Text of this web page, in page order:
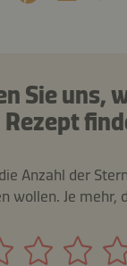
Sie uns,
Rezept
Anzahl der
wollen. Je mehr,